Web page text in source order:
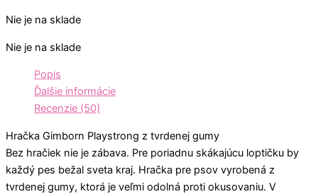
Nie je na sklade
Nie je na sklade
Popis
Ďalšie informácie
Recenzie (50)
Hračka Gimborn Playstrong z tvrdenej gumy
Bez hračiek nie je zábava. Pre poriadnu skákajúcu loptičku by
každý pes bežal sveta kraj. Hračka pre psov vyrobená z
tvrdenej gumy, ktorá je veľmi odolná proti okusovaniu. V